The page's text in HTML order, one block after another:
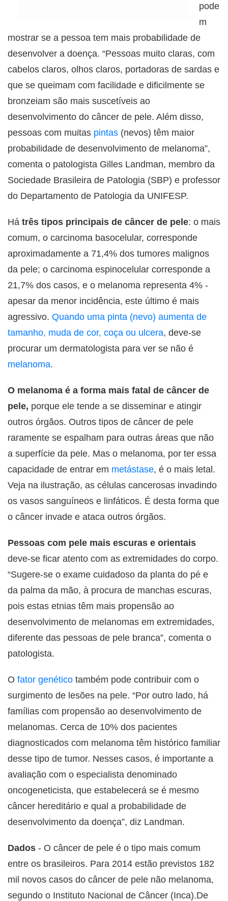
pode
m
mostrar se a pessoa tem mais probabilidade de
desenvolver a doença. “Pessoas muito claras, com
cabelos claros, olhos claros, portadoras de sardas e
que se queimam com facilidade e dificilmente se
bronzeiam são mais suscetíveis ao
desenvolvimento do câncer de pele. Além disso,
pessoas com muitas pintas (nevos) têm maior
probabilidade de desenvolvimento de melanoma”,
comenta o patologista Gilles Landman, membro da
Sociedade Brasileira de Patologia (SBP) e professor
do Departamento de Patologia da UNIFESP.
Há três tipos principais de câncer de pele: o mais
comum, o carcinoma basocelular, corresponde
aproximadamente a 71,4% dos tumores malignos
da pele; o carcinoma espinocelular corresponde a
21,7% dos casos, e o melanoma representa 4% -
apesar da menor incidência, este último é mais
agressivo. Quando uma pinta (nevo) aumenta de
tamanho, muda de cor, coça ou ulcera, deve-se
procurar um dermatologista para ver se não é
melanoma.
O melanoma é a forma mais fatal de câncer de
pele, porque ele tende a se disseminar e atingir
outros órgãos. Outros tipos de câncer de pele
raramente se espalham para outras áreas que não
a superfície da pele. Mas o melanoma, por ter essa
capacidade de entrar em metástase, é o mais letal.
Veja na ilustração, as células cancerosas invadindo
os vasos sanguíneos e linfáticos. É desta forma que
o câncer invade e ataca outros órgãos.
Pessoas com pele mais escuras e orientais
deve-se ficar atento com as extremidades do corpo.
“Sugere-se o exame cuidadoso da planta do pé e
da palma da mão, à procura de manchas escuras,
pois estas etnias têm mais propensão ao
desenvolvimento de melanomas em extremidades,
diferente das pessoas de pele branca”, comenta o
patologista.
O fator genético também pode contribuir com o
surgimento de lesões na pele. “Por outro lado, há
famílias com propensão ao desenvolvimento de
melanomas. Cerca de 10% dos pacientes
diagnosticados com melanoma têm histórico familiar
desse tipo de tumor. Nesses casos, é importante a
avaliação com o especialista denominado
oncogeneticista, que estabelecerá se é mesmo
câncer hereditário e qual a probabilidade de
desenvolvimento da doença”, diz Landman.
Dados - O câncer de pele é o tipo mais comum
entre os brasileiros. Para 2014 estão previstos 182
mil novos casos do câncer de pele não melanoma,
segundo o Instituto Nacional de Câncer (Inca).De